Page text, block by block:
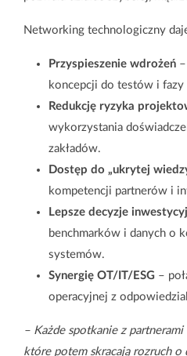
Networking technologiczny
Przyspieszenie wdrożeń
koncepcji do testów i
Redukcję ryzyka
wykorzystania
zakładów.
Dostęp do „ukrytej
kompetencji partnerów i
Lepsze decyzje
benchmarków i danych o
systemów.
Synergię OT/IT/ESG –
operacyjnej z
– Każde spotkanie z
które potem skracają rozruch o
Automatyzacja
procesów
przemysłowych
Utrzymanie ruchu i
serwis techniczny
Relokacje maszyn i linii
produkcyjnych